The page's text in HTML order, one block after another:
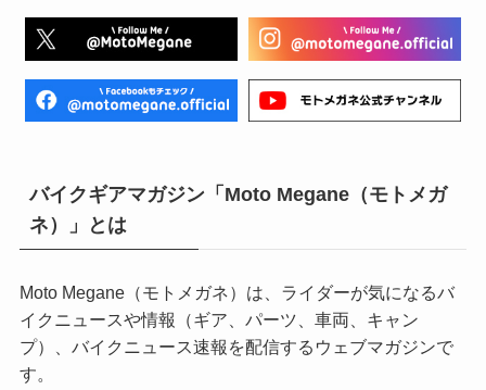
バイクギアマガジン「Moto Megane（モトメガ
ネ）」とは
Moto Megane（モトメガネ）は、ライダーが気になるバ
イクニュースや情報（ギア、パーツ、車両、キャン
プ）、バイクニュース速報を配信するウェブマガジンで
す。